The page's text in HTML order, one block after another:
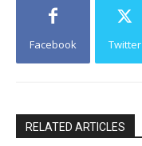
Facebook Twitter
RELATED ARTICLES